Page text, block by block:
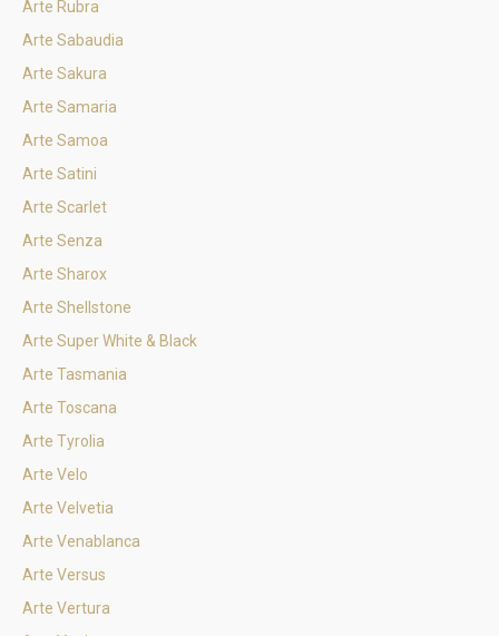
Arte Rubra
Arte Sabaudia
Arte Sakura
Arte Samaria
Arte Samoa
Arte Satini
Arte Scarlet
Arte Senza
Arte Sharox
Arte Shellstone
Arte Super White & Black
Arte Tasmania
Arte Toscana
Arte Tyrolia
Arte Velo
Arte Velvetia
Arte Venablanca
Arte Versus
Arte Vertura